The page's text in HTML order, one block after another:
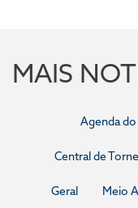
MAIS
Agenda
Central de
Geral Meio